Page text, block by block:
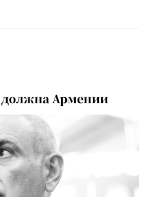
должна Армении